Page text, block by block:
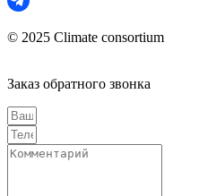
© 2025 Climate consortium
Заказ обратного звонка